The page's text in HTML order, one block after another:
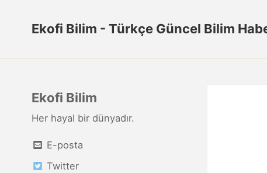
Ekofi Bilim - Türkçe Güncel Bilim
Ekofi Bilim
Her hayal bir dünyadır.
E-posta
Twitter